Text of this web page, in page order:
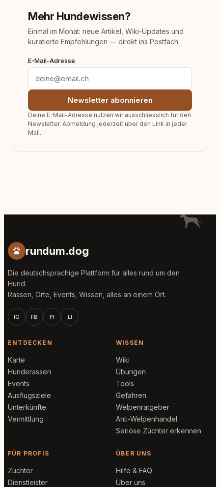
Mehr Hundewissen?
Einmal im Monat: neue Artikel, Wiki-Updates und
kuratierte Empfehlungen — direkt ins Postfach.
E-Mail-Adresse
Newsletter abonnieren
Deine E-Mail-Adresse nutzen wir ausschliesslich für den
Newsletter. Abmeldung jederzeit über den Link in jeder
Mail.
rundum.dog
Die deutschsprachige Plattform für alles rund um den
Hund.
Rassen, Orte, Events, Wissen, alles an einem Ort.
IG FB PI LI
ENTDECKEN
Karte
Hunderassen
Events
Ausflugsziele
Unterkünfte
Vermittlung
WISSEN
Wiki
Übungen
Tools
Gefahren
Welpenratgeber
Anti-Welpenhandel
Seriöse Züchter erkennen
FÜR PROFIS
Züchter
Dienstleister
ÜBER UNS
Hilfe & FAQ
Über uns